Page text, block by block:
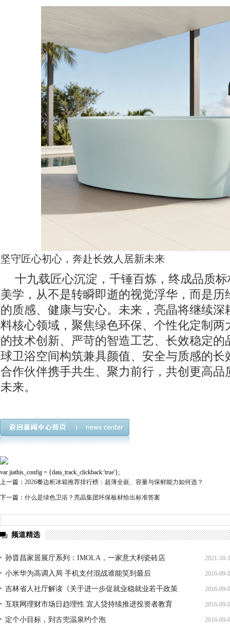
坚守匠心初心，奔赴长效人居新未来
十九载匠心沉淀，千锤百炼，终成品质
美学，从不是转瞬即逝的视觉浮华，而是历
的质感、健康与安心。未来，亮晶将继续深
料核心领域，聚焦绿色环保、个性化定制两
的技术创新、严苛的智造工艺、长效稳定的
球卫浴空间构筑兼具颜值、安全与质感的长
合作伙伴携手共生、聚力前行，共创更高品
未来。
var jiathis_config = {data_track_clickback:'true'};
上一篇： 2026餐边柜冰箱推荐排行榜：超薄全嵌、容量与保鲜能力如何选？
下一篇： 什么是绿色卫浴？亮晶集团环保板材给出标准答案
频道精选
孙晋昌家居展厅系列：IMOLA，一家意大利瓷砖店 2021-10-
小米华为高调入局 手机支付混战谁能笑到最后 2016-09-
吉林省人社厅解读《关于进一步促就业稳就业若干政策
措
2016-09-
互联网理财市场日趋理性 宜人贷持续推进投资者教育 2016-09-
定个小目标，到古兜温泉约个泡 2016-09-